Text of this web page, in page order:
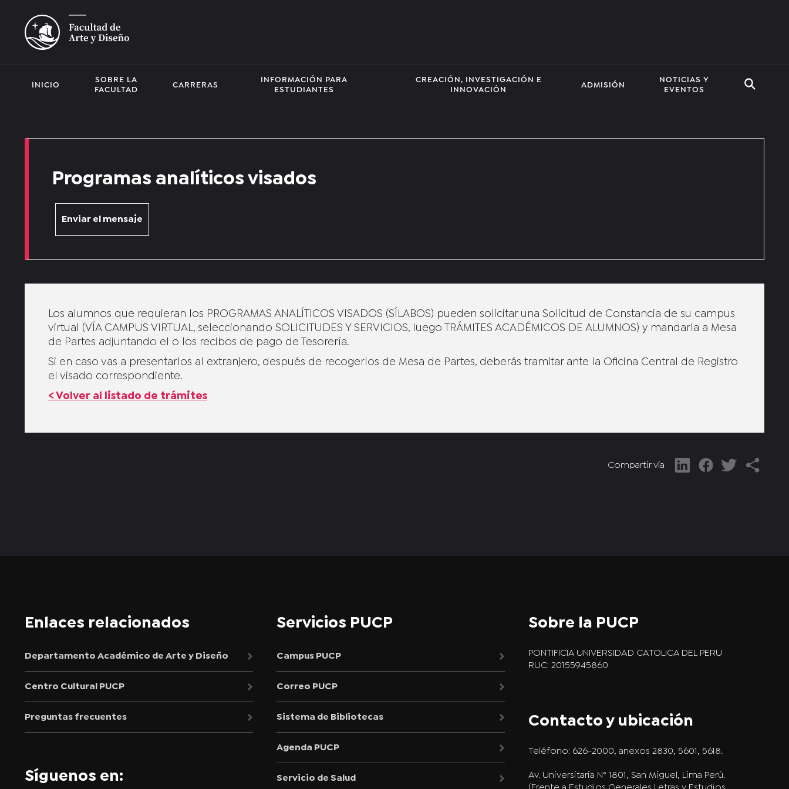
INICIO
SOBRE LA
FACULTAD
CARRERAS
INFORMACIÓN PARA
ESTUDIANTES
CREACIÓN, INVESTIGACIÓN E
INNOVACIÓN
ADMISIÓN
NOTICIAS Y
EVENTOS
Programas analíticos visados
Enviar el mensaje
Los alumnos que requieran los PROGRAMAS ANALÍTICOS VISADOS (SÍLABOS) pueden solicitar una Solicitud de Constancia de su campus
virtual (VÍA CAMPUS VIRTUAL, seleccionando SOLICITUDES Y SERVICIOS, luego TRÁMITES ACADÉMICOS DE ALUMNOS) y mandarla a Mesa
de Partes adjuntando el o los recibos de pago de Tesorería.
Si en caso vas a presentarlos al extranjero, después de recogerlos de Mesa de Partes, deberás tramitar ante la Oficina Central de Registro
el visado correspondiente.
< Volver al listado de trámites
Compartir vía
Enlaces relacionados
Departamento Académico de Arte y Diseño
Centro Cultural PUCP
Preguntas frecuentes
Síguenos en:
Servicios PUCP
Campus PUCP
Correo PUCP
Sistema de Bibliotecas
Agenda PUCP
Servicio de Salud
Sobre la PUCP
PONTIFICIA UNIVERSIDAD CATOLICA DEL PERU
RUC: 20155945860
Contacto y ubicación
Teléfono: 626-2000, anexos 2830, 5601, 5618.
Av. Universitaria N° 1801, San Miguel, Lima Perú.